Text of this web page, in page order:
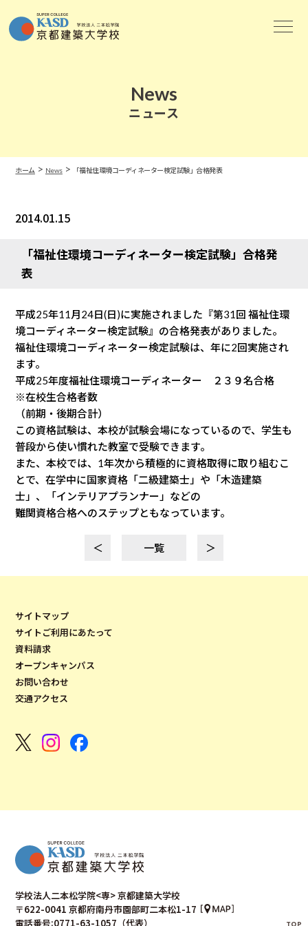
News
ニュース
ホーム > News> 「福祉住環境コーディネーター検定試験」合格発表
2014.01.15
「福祉住環境コーディネーター検定試験」合格発
表
平成25年11月24日(日)に実施されました『第31回 福祉住環
境コーディネーター検定試験』の合格発表がありました。
福祉住環境コーディネーター検定試験は、年に2回実施され
ます。
平成25年度福祉住環境コーディネーター ２３９名合格
※在校生合格者数
（前期・後期合計）
この資格試験は、本校が試験会場になっているので、学生も
普段から使い慣れた教室で受験できます。
また、本校では、1年次から積極的に資格取得に取り組むこ
とで、在学中に国家資格「二級建築士」や「木造建築
士」、「インテリアプランナー」などの
難関資格合格へのステップともなっています。
＜ 一覧 ＞
サイトマップ
サイトご利用にあたって
資料請求
オープンキャンパス
お問い合わせ
交通アクセス
学校法人二本松学院<専> 京都建築大学校
〒622-0041 京都府南丹市園部町二本松1-17
電話番号:0771-63-1057（代表）